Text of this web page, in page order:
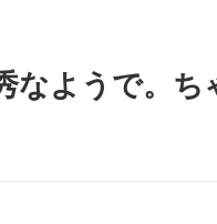
なようで。